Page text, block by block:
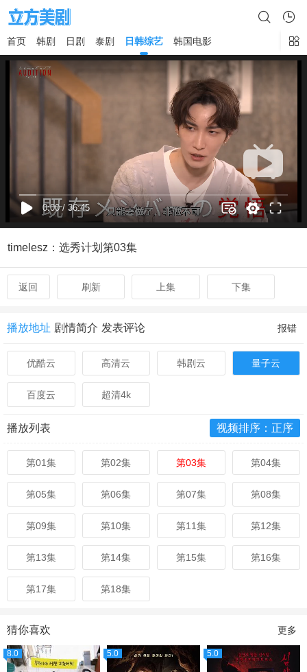
首页 韩剧 日剧 泰剧 日韩综艺 韩国电影
timelesz：选秀计划第03集
返回 刷新 上集 下集
播放地址 剧情简介 发表评论 报错
优酷云 高清云 韩剧云 量子云
百度云 超清4k
播放列表 视频排序：正序
第01集 第02集 第03集 第04集
第05集 第06集 第07集 第08集
第09集 第10集 第11集 第12集
第13集 第14集 第15集 第16集
第17集 第18集
猜你喜欢 更多
8.0 5.0 5.0